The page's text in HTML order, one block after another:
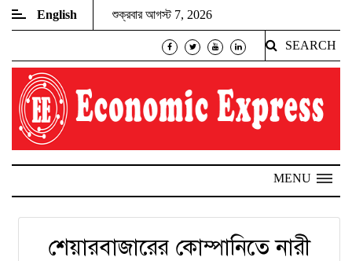
English শুক্রবার আগস্ট 7, 2026
SEARCH
MENU
শেয়ারবাজারের কোম্পানিতে নারী